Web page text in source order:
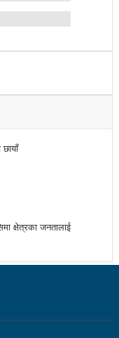
१ लाख जरिवाना
पाएनन्
योजना छ-
नगरपालिका
रुकुमपूर्वमा काँग्रेस
जिल्लामै
क्षेत्रका जनतालाई